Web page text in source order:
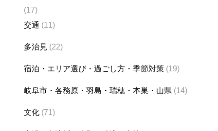
(17)
交通 (11)
多治見 (22)
宿泊・エリア選び・過ごし方・季節対策 (19)
岐阜市・各務原・羽島・瑞穂・本巣・山県 (14)
文化 (71)